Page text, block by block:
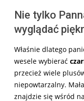
Nie tylko
wyglądać
Właśnie dlatego
wesele wybierać
przecież wiele
niepowtarzalny.
znajdzie się wśród